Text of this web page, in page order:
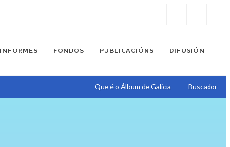
INFORMES FONDOS PUBLICACIÓNS DIFUSIÓN
Que é o Álbum de Galicia Buscador